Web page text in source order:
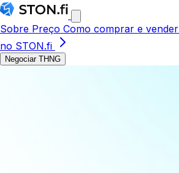
Sobre Preço Como comprar e vender
no STON.fi
Negociar THNG